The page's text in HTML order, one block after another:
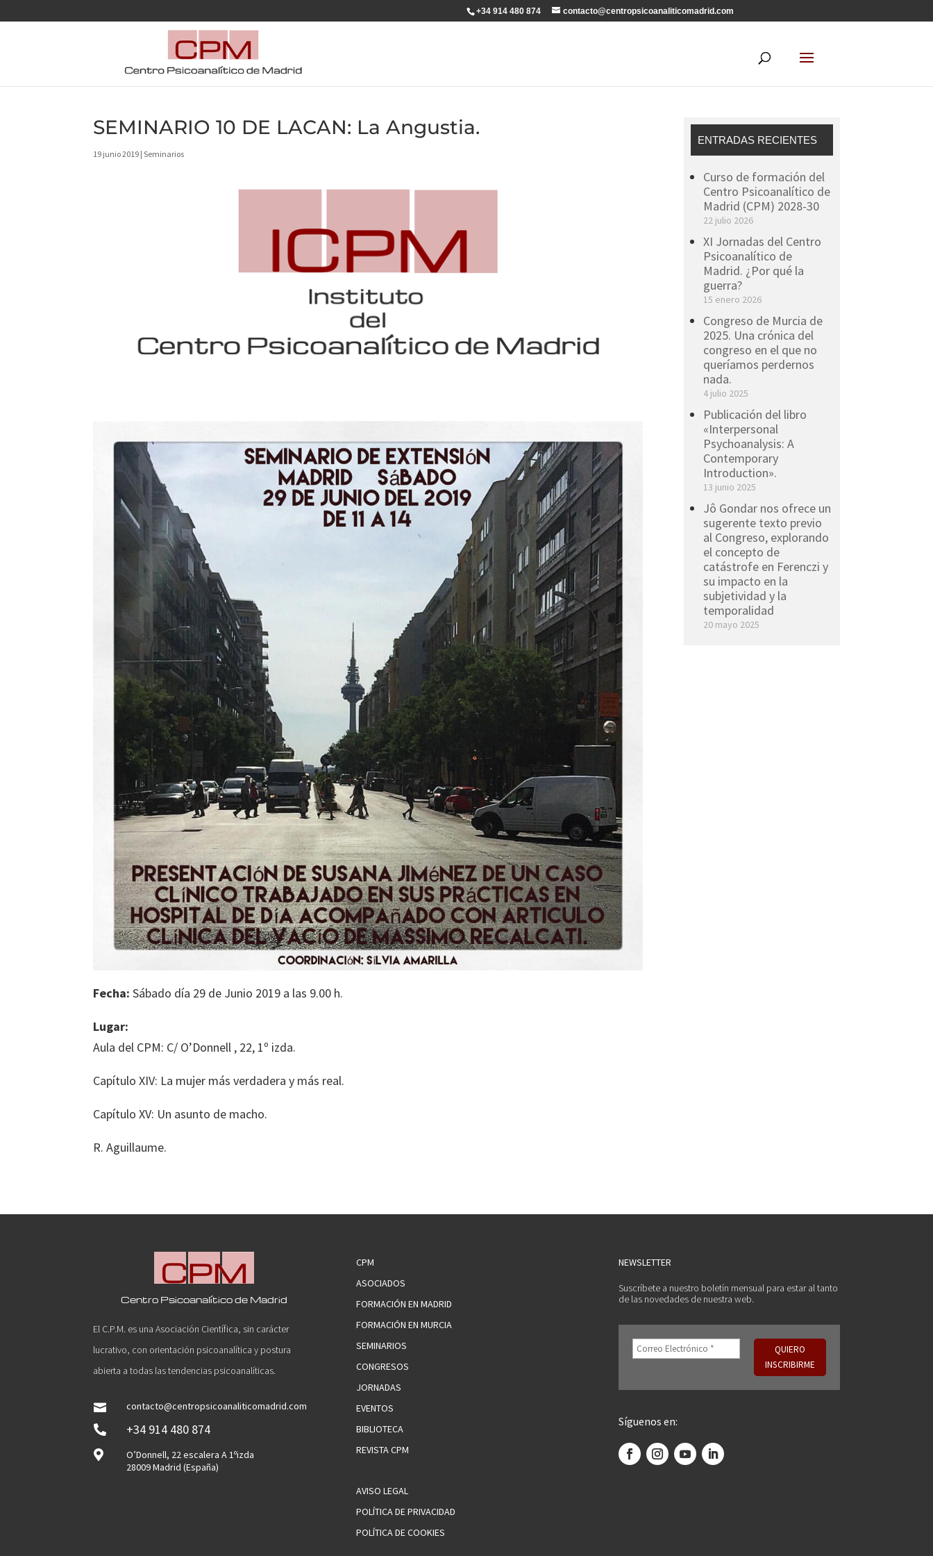
+34 914 480 874 contacto@centropsicoanaliticomadrid.com
SEMINARIO 10 DE LACAN: La Angustia.
19 junio 2019 |Seminarios
Fecha:Sábado día 29 de Junio 2019 a las 9.00 h.
Lugar:
Aula del CPM: C/ O’Donnell , 22, 1º izda.
Capítulo XIV: La mujer más verdadera y más real.
Capítulo XV: Un asunto de macho.
R. Aguillaume.
ENTRADAS RECIENTES
Curso de formación del
Centro Psicoanalítico de
Madrid (CPM) 2028-30
22 julio 2026
XI Jornadas del Centro
Psicoanalítico de
Madrid. ¿Por qué la
guerra?
15 enero 2026
Congreso de Murcia de
2025. Una crónica del
congreso en el que no
queríamos perdernos
nada.
4 julio 2025
Publicación del libro
«Interpersonal
Psychoanalysis: A
Contemporary
Introduction».
13 junio 2025
Jô Gondar nos ofrece un
sugerente texto previo
al Congreso, explorando
el concepto de
catástrofe en Ferenczi y
su impacto en la
subjetividad y la
temporalidad
20 mayo 2025
Centro Psicoanalítico de Madrid
El C.P.M. es una Asociación Científica, sin carácter
lucrativo, con orientación psicoanalítica y postura
abierta a todas las tendencias psicoanalíticas.

contacto@centropsicoanaliticomadrid.com

+34 914 480 874

O’Donnell, 22 escalera A 1ºizda
28009 Madrid (España)
CPM
ASOCIADOS
FORMACIÓN EN MADRID
FORMACIÓN EN MURCIA
SEMINARIOS
CONGRESOS
JORNADAS
EVENTOS
BIBLIOTECA
REVISTA CPM
AVISO LEGAL
POLÍTICA DE PRIVACIDAD
POLÍTICA DE COOKIES
NEWSLETTER
Suscríbete a nuestro boletín mensual para estar al tanto
de las novedades de nuestra web.
Síguenos en: